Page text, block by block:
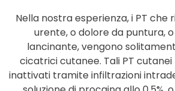
Nella nostra esperienza, i PT che
urente, o dolore da puntura,
lancinante, vengono
cicatrici cutanee. Tali PT
inattivati tramite infiltrazioni